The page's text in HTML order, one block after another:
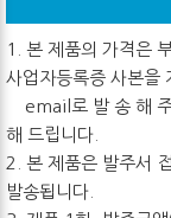
1. 본 제품의 가격은
사업자등록증 사본을
email로 발 송 해 주
해 드립니다.
2. 본 제품은 발주서
발송됩니다.